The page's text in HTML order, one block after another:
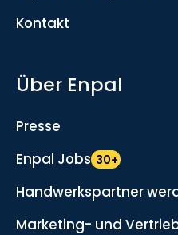
Kontakt
Über Enpal
Presse
Enpal Jobs 30+
Handwerkspartner
Marketing- und